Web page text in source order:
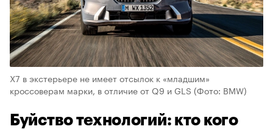
X7 в экстерьере не имеет отсылок к «младшим»
кроссоверам марки, в отличие от Q9 и GLS (Фото: BMW)
Буйство технологий: кто кого